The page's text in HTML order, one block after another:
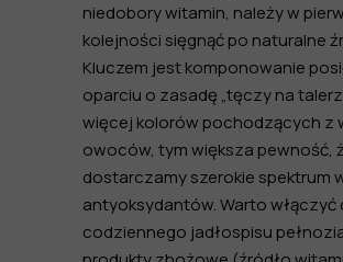
niedobory witamin, należy w
kolejności sięgnąć po naturalne
Kluczem jest komponowanie
oparciu o zasadę „tęczy na
więcej kolorów pochodzących z
owoców, tym większa pewność,
dostarczamy szerokie spektrum
antyoksydantów. Warto włączyć
codziennego jadłospisu